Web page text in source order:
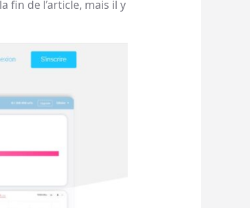
fin de l’article, mais il y